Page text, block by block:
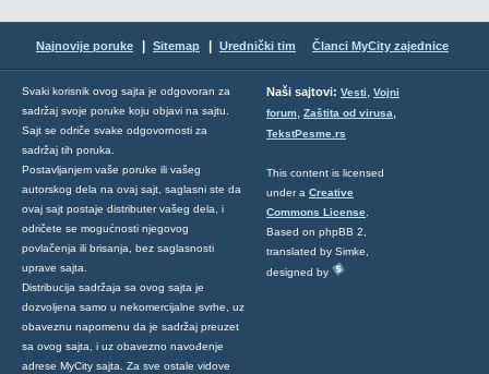
Najnovije poruke Sitemap Urednički tim Članci MyCity zajednice
Svaki korisnik ovog sajta je odgovoran za
sadržaj svoje poruke koju objavi na sajtu.
Sajt se odriče svake odgovornosti za
sadržaj tih poruka.
Postavljanjem vaše poruke ili vašeg
autorskog dela na ovaj sajt, saglasni ste da
ovaj sajt postaje distributer vašeg dela, i
odričete se mogućnosti njegovog
povlačenja ili brisanja, bez saglasnosti
uprave sajta.
Distribucija sadržaja sa ovog sajta je
dozvoljena samo u nekomercijalne svrhe, uz
obaveznu napomenu da je sadržaj preuzet
sa ovog sajta, i uz obavezno navođenje
adrese MyCity sajta. Za sve ostale vidove
Naši sajtovi: Vesti, Vojni
forum, Zaštita od virusa,
TekstPesme.rs
This content is licensed
under a Creative
Commons License
Based on phpBB 2,
translated by Simke,
designed by